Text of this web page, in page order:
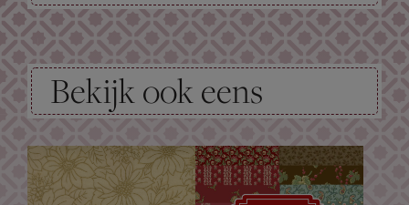
Bekijk ook eens